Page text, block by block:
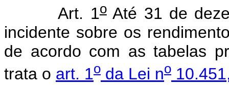
Art. 1oAté 31 de
incidente sobre os
de acordo com as tabelas
trata o art. 1o da Lei no